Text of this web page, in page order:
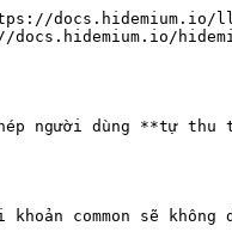
docs.hidemium.io/
người dùng **tự
common sẽ không